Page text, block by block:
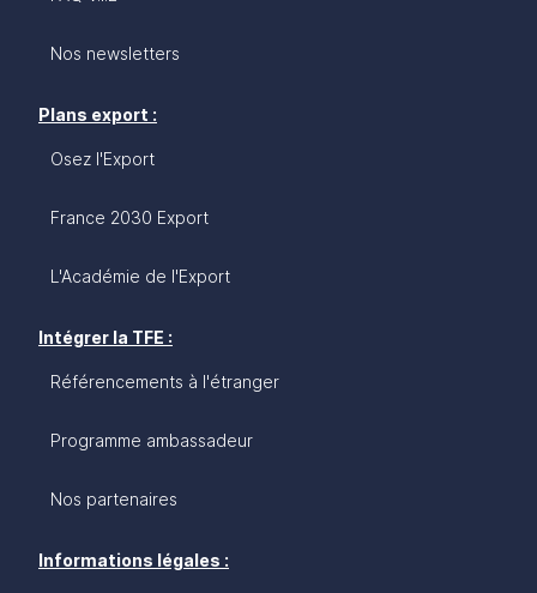
Nos newsletters
Plans export :
Osez l'Export
France 2030 Export
L'Académie de l'Export
Intégrer la TFE :
Référencements à l'étranger
Programme ambassadeur
Nos partenaires
Informations légales :